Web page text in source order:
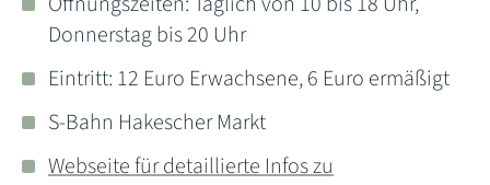
Donnerstag bis 20 Uhr
Eintritt: 12 Euro Erwachsene, 6 Euro ermäßigt
S-Bahn Hakescher Markt
Webseite für detaillierte Infos zu